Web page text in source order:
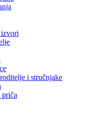
i stručnjake